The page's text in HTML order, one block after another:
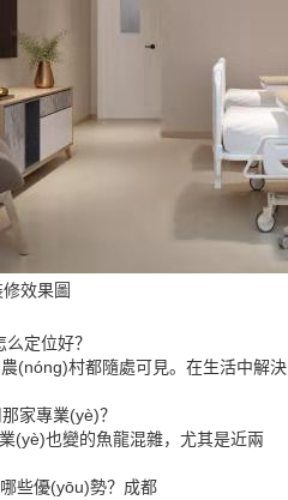
效果圖
定位好？
(nóng)村都隨處可見。在生活中解決
家專業(yè)？
(yè)也變的魚龍混雜，尤其是近兩
些優(yōu)勢？成都